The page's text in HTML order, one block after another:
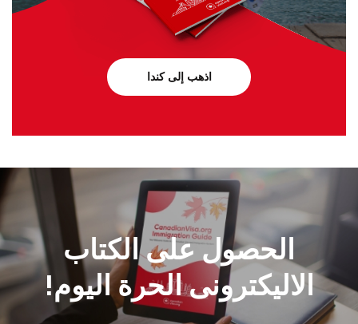
اذهب إلى كندا
الحصول على الكتاب
الاليكترونى الحرة اليوم!